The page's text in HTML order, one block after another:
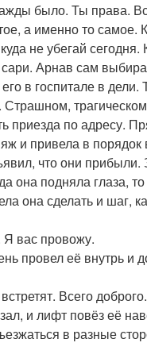
было. Ты права.
а именно то самое.
не убегай
Арнав сам
в госпитале в
приезда по адресу.
и привела в
что они
она подняла глаза,
она сделать и шаг,
Я вас провожу.
провел её внутрь и
Всего доброго.
и лифт повёз её
в разные